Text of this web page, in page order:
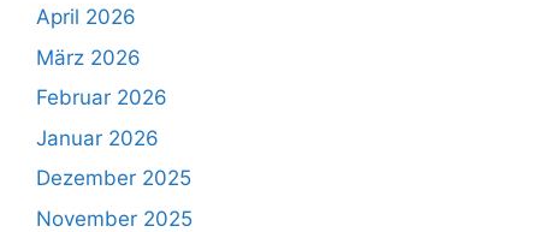
April 2026
März 2026
Februar 2026
Januar 2026
Dezember 2025
November 2025